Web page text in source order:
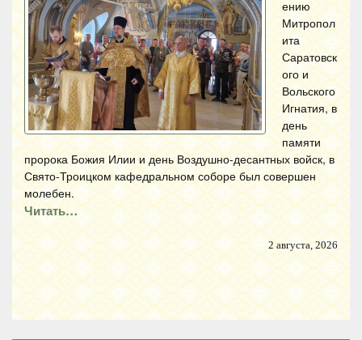
ению
Митропол
ита
Саратовск
ого и
Вольского
Игнатия, в
день
памяти
пророка Божия Илии и день Воздушно-десантных войск, в
Свято-Троицком кафедральном соборе был совершен
молебен.
Читать…
2 августа, 2026